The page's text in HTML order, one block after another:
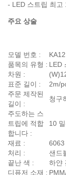
- LED 스트립 최고
주요 상술
모델 번호 :
KA12
품목의 유형 : LED
차원 :
표준 길이 :
2m/
주문 제작된
길이 :
청구
주도하는 스
트립에 적합
합니다 :
10
재료 :
6063
처리 :
샌드
끝난 색 :
하얀
디퓨저 소재 :